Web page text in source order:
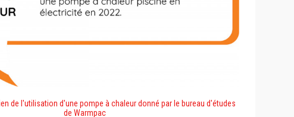
de l'utilisation d'une pompe à chaleur donné par le bureau d'études
de Warmpac